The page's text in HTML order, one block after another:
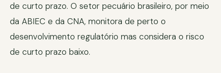
de curto prazo. O setor pecuário brasileiro, por meio
da ABIEC e da CNA, monitora de perto o
desenvolvimento regulatório mas considera o risco
de curto prazo baixo.